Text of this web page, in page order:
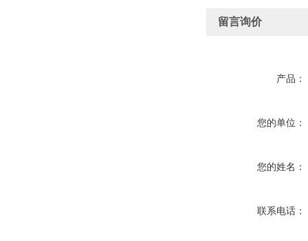
留言询价
产品：
您的单位：
您的姓名：
联系电话：